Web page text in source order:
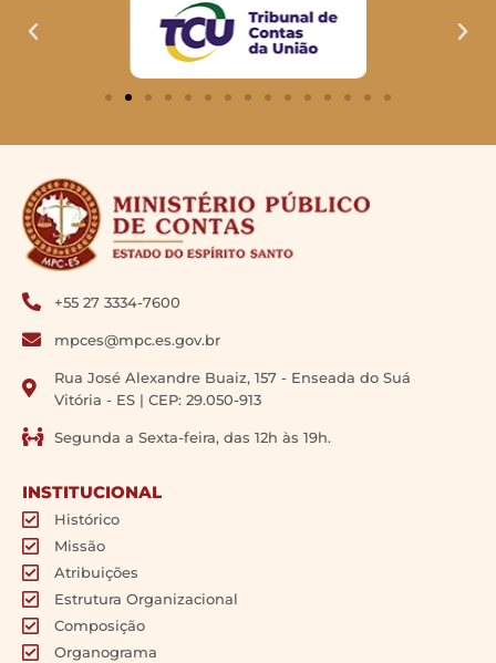
+55 27 3334-7600
mpces@mpc.es.gov.br
Rua José Alexandre Buaiz, 157 - Enseada do Suá
Vitória - ES | CEP: 29.050-913
Segunda a Sexta-feira, das 12h às 19h.
INSTITUCIONAL
Histórico
Missão
Atribuições
Estrutura Organizacional
Composição
Organograma